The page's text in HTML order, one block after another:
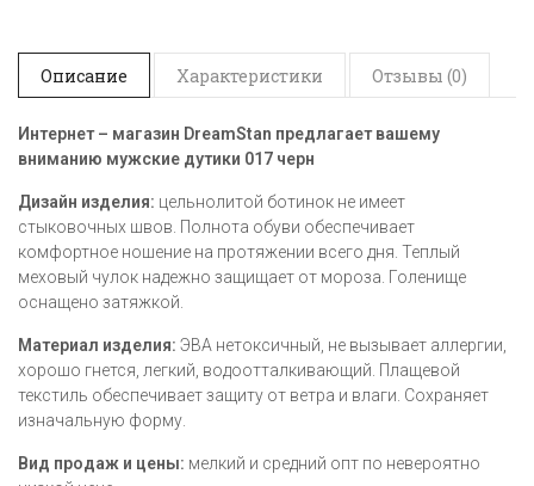
Описание Характеристики Отзывы (0)
Интернет – магазин DreamStan предлагает вашему
вниманию мужские дутики 017 черн
Дизайн изделия: цельнолитой ботинок не имеет
стыковочных швов. Полнота обуви обеспечивает
комфортное ношение на протяжении всего дня. Теплый
меховый чулок надежно защищает от мороза. Голенище
оснащено затяжкой.
Материал изделия: ЭВА нетоксичный, не вызывает аллергии,
хорошо гнется, легкий, водоотталкивающий. Плащевой
текстиль обеспечивает защиту от ветра и влаги. Сохраняет
изначальную форму.
Вид продаж и цены: мелкий и средний опт по невероятно